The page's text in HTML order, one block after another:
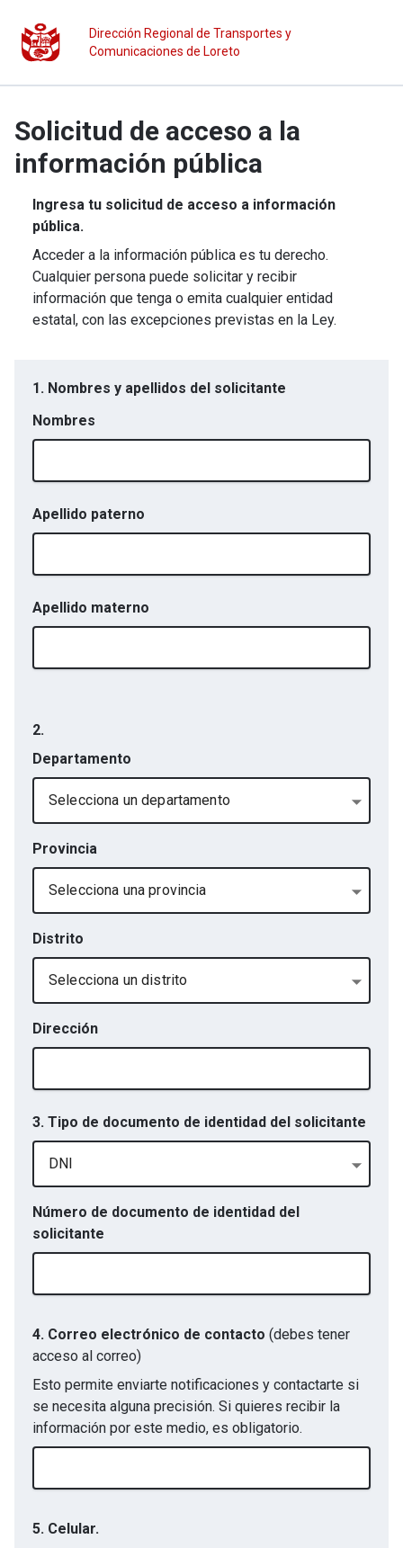
Dirección Regional de Transportes y
Comunicaciones de Loreto
Solicitud de acceso a la
información pública
Ingresa tu solicitud de acceso a información
pública.
Acceder a la información pública es tu derecho.
Cualquier persona puede solicitar y recibir
información que tenga o emita cualquier entidad
estatal, con las excepciones previstas en la Ley.
1. Nombres y apellidos del solicitante
Nombres
Apellido paterno
Apellido materno
2.
Departamento
Selecciona un departamento
Provincia
Selecciona una provincia
Distrito
Selecciona un distrito
Dirección
3. Tipo de documento de identidad del solicitante
DNI
Número de documento de identidad del
solicitante
4. Correo electrónico de contacto (debes tener
acceso al correo)
Esto permite enviarte notificaciones y contactarte si
se necesita alguna precisión. Si quieres recibir la
información por este medio, es obligatorio.
5. Celular.